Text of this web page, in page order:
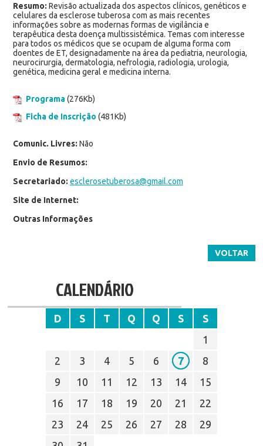
Resumo: Revisão actualizada dos aspectos clínicos, genéticos e
celulares da esclerose tuberosa com as mais recentes
informações sobre as modernas formas de vigilância e
terapêutica desta doença multissistémica. Temas com interesse
para todos os médicos que se ocupam de alguma forma com
doentes de ET, designadamente na área da pediatria, neurologia,
neurocirurgia, dermatologia, nefrologia, radiologia, urologia,
genética, medicina geral e medicina interna.
Programa(276Kb)
Ficha de Inscrição (481Kb)
Comunic. Livres: Não
Envio de Resumos:
Secretariado: esclerosetuberosa@gmail.com
Site de Internet:
Outras Informações
VOLTAR
CALENDÁRIO
D S T Q Q S
S
1
2
3 4 5 6 7
8
9
10 11 12 13 14
15
16
17 18 19 20 21
22
23
24 25 26 27 28
29